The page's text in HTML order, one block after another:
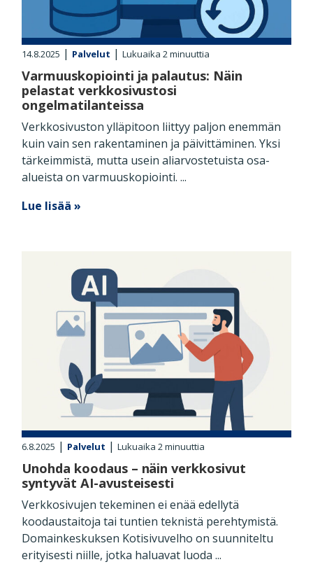
14.8.2025 | Palvelut |Lukuaika 2minuuttia
Varmuuskopiointi ja palautus: Näin
pelastat verkkosivustosi
ongelmatilanteissa
Verkkosivuston ylläpitoon liittyy paljon enemmän
kuin vain sen rakentaminen ja päivittäminen. Yksi
tärkeimmistä, mutta usein aliarvostetuista osa-
alueista on varmuuskopiointi. ...
Lue lisää »
6.8.2025 | Palvelut |Lukuaika 2minuuttia
Unohda koodaus – näin verkkosivut
syntyvät AI-avusteisesti
Verkkosivujen tekeminen ei enää edellytä
koodaustaitoja tai tuntien teknistä perehtymistä.
Domainkeskuksen Kotisivuvelho on suunniteltu
erityisesti niille, jotka haluavat luoda ...